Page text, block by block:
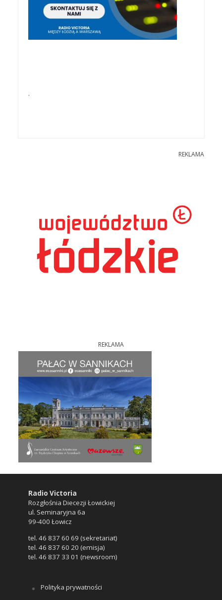
.
REKLAMA
REKLAMA
Radio Victoria
Rozgłośnia Diecezji Łowickiej
ul. Seminaryjna 6a
99-400 Łowicz
tel. 46 837 60 69 (sekretariat)
tel. 46 837 60 20 (emisja)
tel. 46 837 33 01 (newsroom)
Polityka prywatności